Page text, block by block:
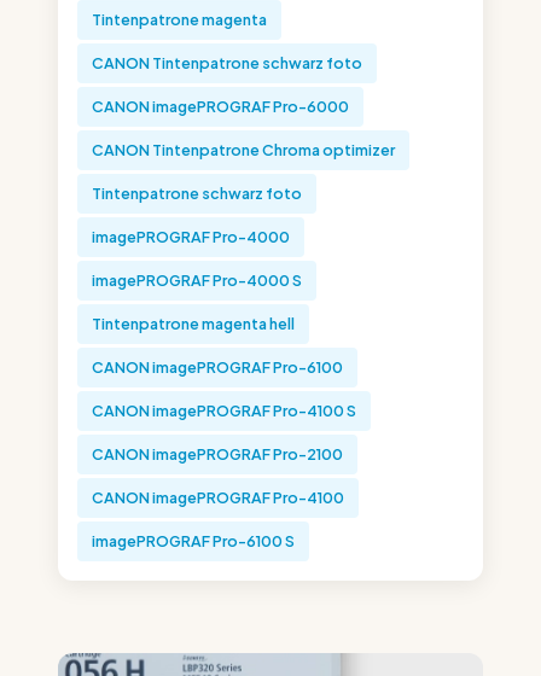
Tintenpatrone magenta
CANON Tintenpatrone schwarz foto
CANON imagePROGRAF Pro-6000
CANON Tintenpatrone Chroma optimizer
Tintenpatrone schwarz foto
imagePROGRAF Pro-4000
imagePROGRAF Pro-4000 S
Tintenpatrone magenta hell
CANON imagePROGRAF Pro-6100
CANON imagePROGRAF Pro-4100 S
CANON imagePROGRAF Pro-2100
CANON imagePROGRAF Pro-4100
imagePROGRAF Pro-6100 S